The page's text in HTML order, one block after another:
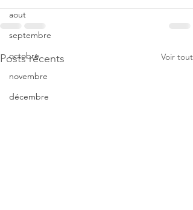
aout
septembre
octobre
novembre
décembre
Posts récents Voir tout